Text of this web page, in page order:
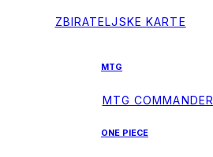
ZBIRATELJSKE KARTE
MTG
MTG COMMANDER
ONE PIECE